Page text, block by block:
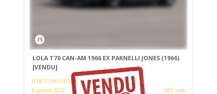
15
LOLA T70 CAN-AM 1966 EX PARNELLI JONES (1966)
[VENDU]
(ETATS-UNIS (USA))
6 janvier 2023
682 vues